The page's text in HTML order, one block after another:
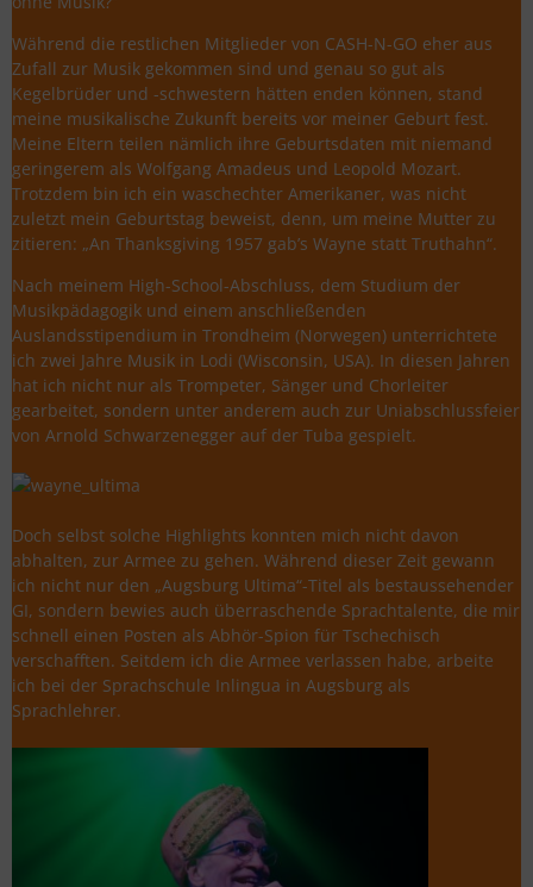
Während die restlichen Mitglieder von CASH-N-GO eher aus
Zufall zur Musik gekommen sind und genau so gut als
Kegelbrüder und -schwestern hätten enden können, stand
meine musikalische Zukunft bereits vor meiner Geburt fest.
Meine Eltern teilen nämlich ihre Geburtsdaten mit niemand
geringerem als Wolfgang Amadeus und Leopold Mozart.
Trotzdem bin ich ein waschechter Amerikaner, was nicht
zuletzt mein Geburtstag beweist, denn, um meine Mutter zu
zitieren: „An Thanksgiving 1957 gab’s Wayne statt Truthahn“.
Nach meinem High-School-Abschluss, dem Studium der
Musikpädagogik und einem anschließenden
Auslandsstipendium in Trondheim (Norwegen) unterrichtete
ich zwei Jahre Musik in Lodi (Wisconsin, USA). In diesen Jahren
hat ich nicht nur als Trompeter, Sänger und Chorleiter
gearbeitet, sondern unter anderem auch zur Uniabschlussfeier
von Arnold Schwarzenegger auf der Tuba gespielt.
Doch selbst solche Highlights konnten mich nicht davon
abhalten, zur Armee zu gehen. Während dieser Zeit gewann
ich nicht nur den „Augsburg Ultima“-Titel als bestaussehender
GI, sondern bewies auch überraschende Sprachtalente, die mir
schnell einen Posten als Abhör-Spion für Tschechisch
verschafften. Seitdem ich die Armee verlassen habe, arbeite
ich bei der Sprachschule Inlingua in Augsburg als
Sprachlehrer.